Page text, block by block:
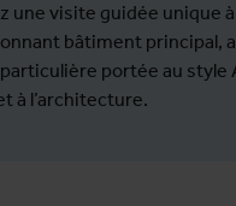
une visite guidée unique
bâtiment principal,
portée au style
à l’architecture.